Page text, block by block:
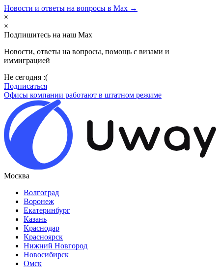
Новости и ответы на вопросы в Max →
×
×
Подпишитесь на наш Max
Новости, ответы на вопросы, помощь с визами и
иммиграцией
Не сегодня :(
Подписаться
Офисы компании работают в штатном режиме
Москва
Волгоград
Воронеж
Екатеринбург
Казань
Краснодар
Красноярск
Нижний Новгород
Новосибирск
Омск